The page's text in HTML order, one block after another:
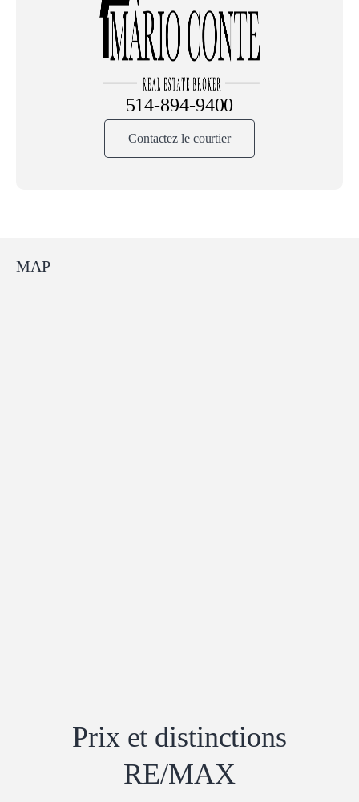
514-894-9400
Contactez le courtier
MAP
Prix ​​et distinctions
RE/MAX